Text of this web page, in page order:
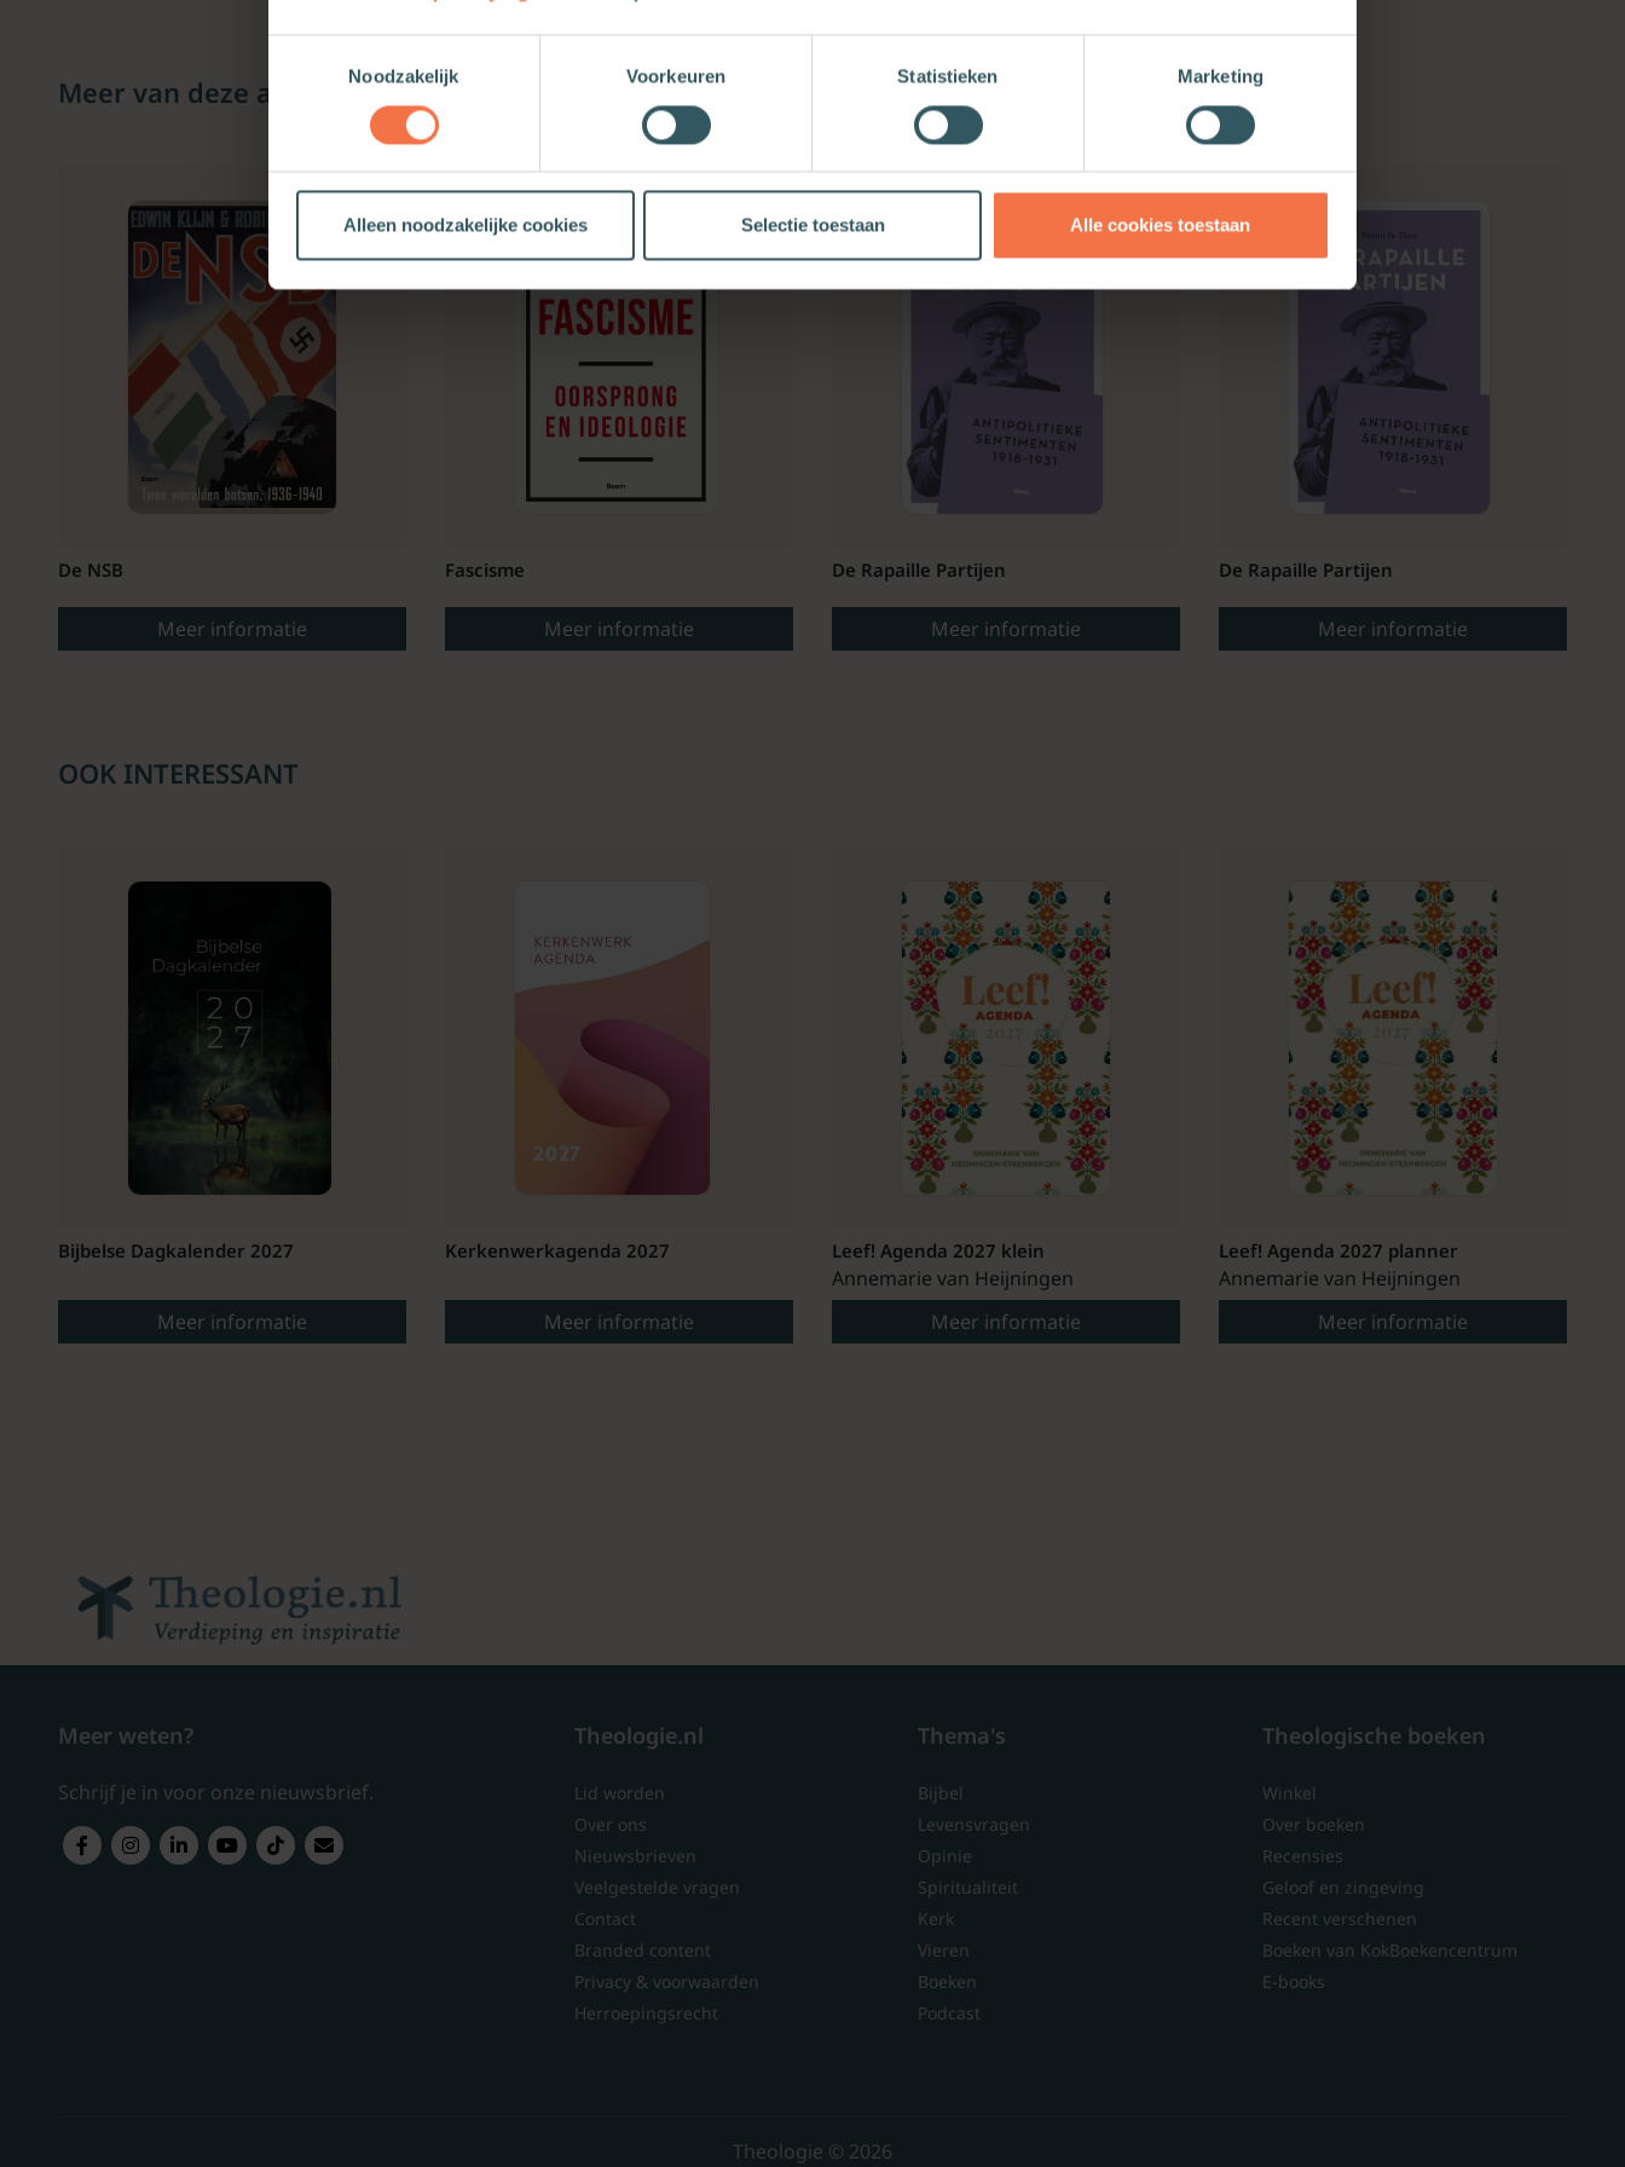
Noodzakelijk
Voorkeuren Statistieken Marketing
Alleen noodzakelijke cookies Selectie toestaan Alle cookies toestaan
Meer van deze auteur
De NSB
Meer informatie
Fascisme
Meer informatie
De Rapaille Partijen
Meer informatie
De Rapaille Partijen
Meer informatie
OOK INTERESSANT
Bijbelse Dagkalender 2027
Meer informatie
Kerkenwerkagenda 2027
Meer informatie
Leef! Agenda 2027 klein
Annemarie van Heijningen
Meer informatie
Leef! Agenda 2027 planner
Annemarie van Heijningen
Meer informatie
Meer weten?
Schrijf je in voor onze nieuwsbrief.
Theologie.nl
Lid worden
Over ons
Nieuwsbrieven
Veelgestelde vragen
Contact
Branded content
Privacy & voorwaarden
Herroepingsrecht
Thema's
Bijbel
Levensvragen
Opinie
Spiritualiteit
Kerk
Vieren
Boeken
Podcast
Theologische boeken
Winkel
Over boeken
Recensies
Geloof en zingeving
Recent verschenen
Boeken van KokBoekencentrum
E-books
Theologie © 2026